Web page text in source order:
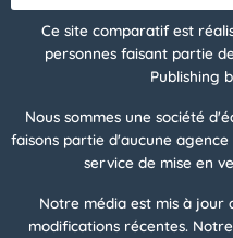
Ce site comparatif est
personnes faisant partie
Publishing
Nous sommes une société
faisons partie d'aucune
service de mise en
Notre média est mis à jour
modifications récentes.